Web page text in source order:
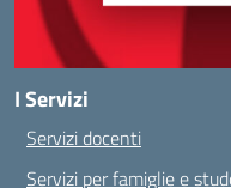
I Servizi
Servizi docenti
Servizi per famiglie e